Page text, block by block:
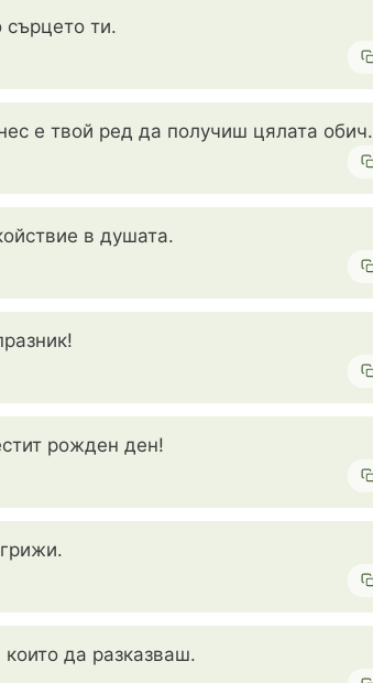
сърцето ти.
е твой ред да получиш цялата обич.
в душата.
рожден ден!
да разказваш.